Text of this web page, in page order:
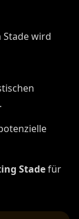
Stade wird
Stadefür